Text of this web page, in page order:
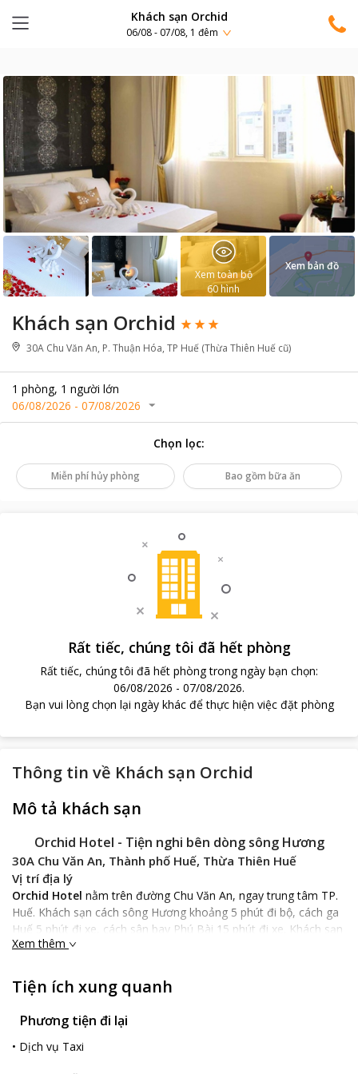
Khách sạn Orchid
06/08 - 07/08, 1 đêm
Khách sạn Orchid
30A Chu Văn An, P. Thuận Hóa, TP Huế (Thừa Thiên Huế cũ)
1 phòng, 1 người lớn
06/08/2026 - 07/08/2026
Xem toàn bộ
60 hình
Xem bản đồ
Chọn lọc:
Miễn phí hủy phòng Bao gồm bữa ăn
Rất tiếc, chúng tôi đã hết phòng
Rất tiếc, chúng tôi đã hết phòng trong ngày bạn chọn:
06/08/2026 - 07/08/2026.
Bạn vui lòng chọn lại ngày khác để thực hiện việc đặt phòng
Thông tin về Khách sạn Orchid
Mô tả khách sạn
Orchid Hotel - Tiện nghi bên dòng sông Hương
30A Chu Văn An, Thành phố Huế, Thừa Thiên Huế
Vị trí địa lý
Orchid Hotel nằm trên đường Chu Văn An, ngay trung tâm TP.
Huế. Khách sạn cách sông Hương khoảng 5 phút đi bộ, cách ga
Huế 5 phút đi xe, cách sân bay Phú Bài 15 phút đi xe. Khách sạn
nằm trong khu phố nhộn nhịp, nhiều nhà hàng, quán bar, điểm
quan tại Huế.
Đặc điểm khách sạn
Orchid HotelHotel có kiến trúc trang nhã, hiện đại, tạo cảm
tiết, nội thất trong khách sạn đều được lựa chọn để tạo nên
Xem thêm
Tiện ích xung quanh
Phương tiện đi lại
• Dịch vụ Taxi